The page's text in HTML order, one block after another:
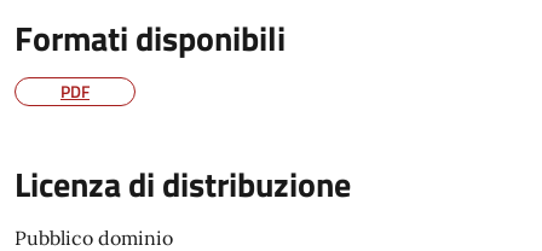
Formati disponibili
PDF
Licenza di distribuzione
Pubblico dominio